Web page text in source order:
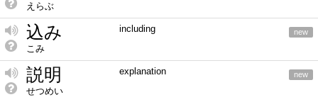
えらぶ
込み
こみ
including new
説明
せつめい
explanation new